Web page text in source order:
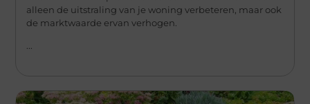
alleen de uitstraling van je woning verbeteren, maar ook
de marktwaarde ervan verhogen.